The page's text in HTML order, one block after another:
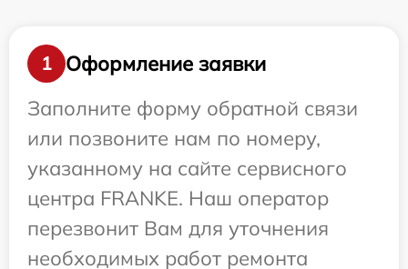
1
Оформление заявки
Заполните форму обратной связи
или позвоните нам по номеру,
указанному на сайте сервисного
центра FRANKE. Наш оператор
перезвонит Вам для уточнения
необходимых работ ремонта